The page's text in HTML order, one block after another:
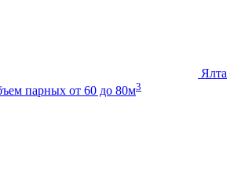
Ялта
парных от 60 до 80м3